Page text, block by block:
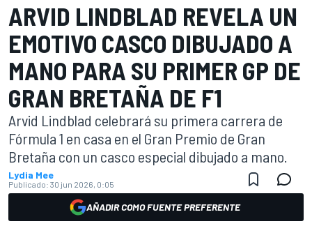
ARVID LINDBLAD REVELA UN
EMOTIVO CASCO DIBUJADO A
MANO PARA SU PRIMER GP DE
GRAN BRETAÑA DE F1
Arvid Lindblad celebrará su primera carrera de
Fórmula 1 en casa en el Gran Premio de Gran
Bretaña con un casco especial dibujado a mano.
Lydia Mee
Publicado: 30 jun 2026, 0:05
AÑADIR COMO FUENTE PREFERENTE